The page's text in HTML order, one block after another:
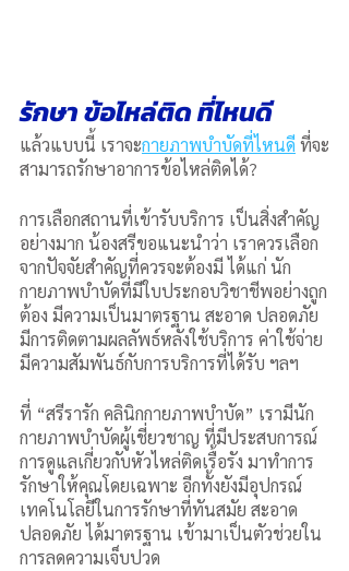
รักษา ข้อไหล่ติด ที่ไหนดี
แล้วแบบนี้ เราจะกายภาพบําบัดที่ไหนดี ที่จะ
สามารถรักษาอาการข้อไหล่ติดได้?
การเลือกสถานที่เข้ารับบริการ เป็นสิ่งสำคัญ
อย่างมาก น้องสรีขอแนะนำว่า เราควรเลือก
จากปัจจัยสำคัญที่ควรจะต้องมี ได้แก่ นัก
กายภาพบำบัดที่มีใบประกอบวิชาชีพอย่างถูก
ต้อง มีความเป็นมาตรฐาน สะอาด ปลอดภัย
มีการติดตามผลลัพธ์หลังใช้บริการ ค่าใช้จ่าย
มีความสัมพันธ์กับการบริการที่ได้รับ ฯลฯ
ที่ “สรีรารัก คลินิกกายภาพบำบัด” เรามีนัก
กายภาพบำบัดผู้เชี่ยวชาญ ที่มีประสบการณ์
การดูแลเกี่ยวกับหัวไหล่ติดเรื้อรัง มาทำการ
รักษาให้คุณโดยเฉพาะ อีกทั้งยังมีอุปกรณ์
เทคโนโลยีในการรักษาที่ทันสมัย สะอาด
ปลอดภัย ได้มาตรฐาน เข้ามาเป็นตัวช่วยใน
การลดความเจ็บปวด